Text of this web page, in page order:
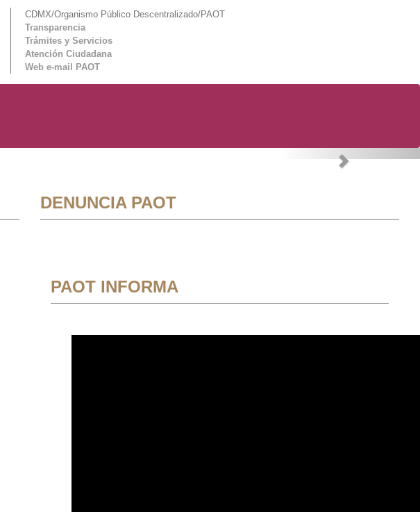
CDMX/Organismo Público Descentralizado/PAOT
Transparencia
Trámites y Servicios
Atención Ciudadana
Web e-mail PAOT
Next
DENUNCIA PAOT
PAOT INFORMA